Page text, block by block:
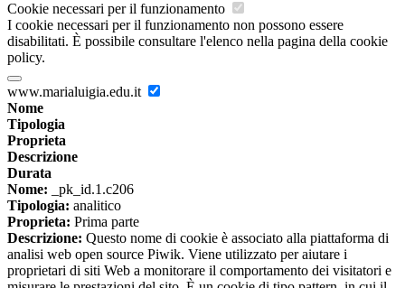
Cookie necessari per il funzionamento
I cookie necessari per il funzionamento non possono essere
disabilitati. È possibile consultare l'elenco nella pagina della cookie
policy.
www.marialuigia.edu.it
Nome
Tipologia
Proprieta
Descrizione
Durata
Nome: _pk_id.1.c206
Tipologia: analitico
Proprieta: Prima parte
Descrizione: Questo nome di cookie è associato alla piattaforma di
analisi web open source Piwik. Viene utilizzato per aiutare i
proprietari di siti Web a monitorare il comportamento dei visitatori e